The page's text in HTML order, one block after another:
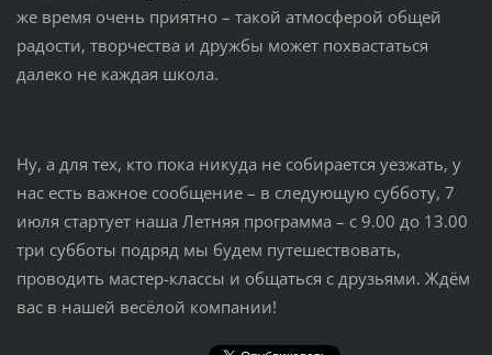
же время очень приятно – такой атмосферой общей
радости, творчества и дружбы может похвастаться
далеко не каждая школа.
Ну, а для тех, кто пока никуда не собирается уезжать, у
нас есть важное сообщение – в следующую субботу, 7
июля стартует наша Летняя программа – с 9.00 до 13.00
три субботы подряд мы будем путешествовать,
проводить мастер-классы и общаться с друзьями. Ждём
вас в нашей весёлой компании!